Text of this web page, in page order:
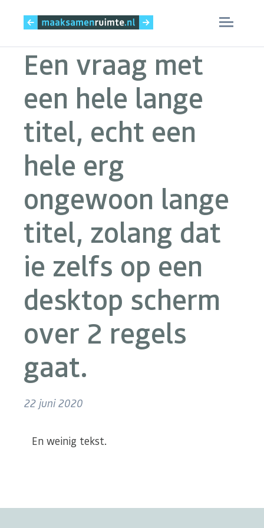
Home
Het MaatregelenVizier
Rapportage
Nieuws
Over deze site
Contact
Een vraag met
een hele lange
titel, echt een
hele erg
ongewoon lange
titel, zolang dat
ie zelfs op een
desktop scherm
over 2 regels
gaat.
22 juni 2020
En weinig tekst.